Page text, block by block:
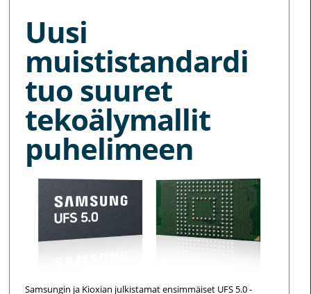
Uusi
muististandardi
tuo suuret
tekoälymallit
puhelimeen
Samsungin ja Kioxian julkistamat ensimmäiset UFS 5.0 -